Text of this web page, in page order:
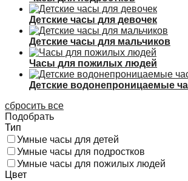
Детские часы для девочек
Детские часы для мальчиков
Часы для пожилых людей
Детские водонепроницаемые
сбросить все
Подобрать
Тип
Умные часы для детей
Умные часы для подростков
Умные часы для пожилых людей
Цвет